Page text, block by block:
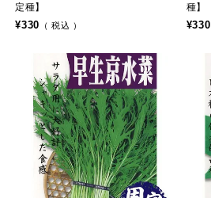
定種】
¥330 税込
種】
¥330